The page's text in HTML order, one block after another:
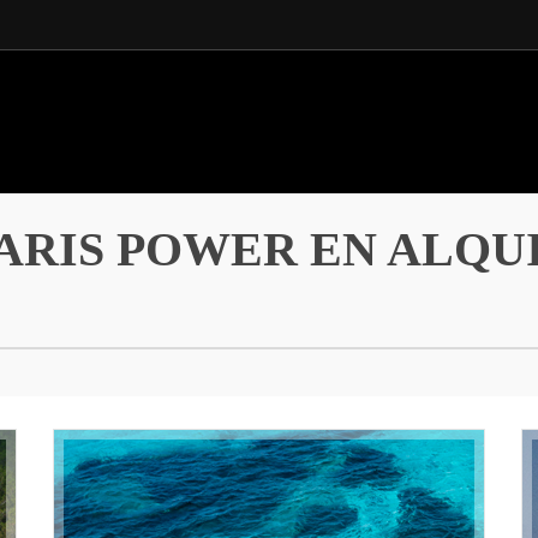
POWER EN